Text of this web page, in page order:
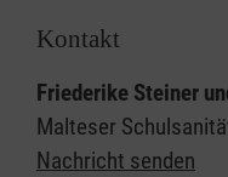
Kontakt
Friederike Steiner
Malteser
Nachricht senden